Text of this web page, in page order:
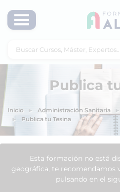
Publica
Inicio Administración Sanitaria
Publica tu Tesina
Esta formación no está
geográfica, te recomendamos
pulsando en el